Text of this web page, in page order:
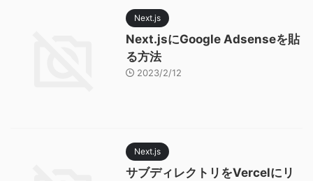
Next.js
Next.jsにGoogle Adsenseを貼
る方法
2023/2/12
Next.js
サブディレクトリをVercelにリ